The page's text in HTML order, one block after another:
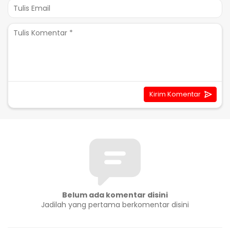
Belum ada komentar disini
Jadilah yang pertama berkomentar disini